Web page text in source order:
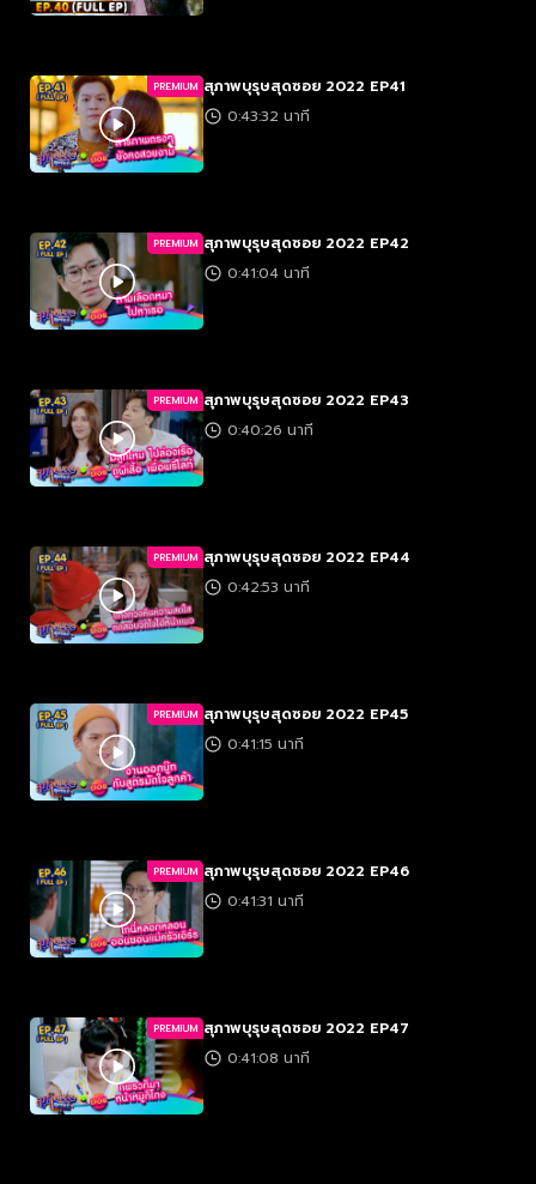
PREMIUM สุภาพบุรุษสุดซอย 2022 EP41
0:43:32 นาที
PREMIUM สุภาพบุรุษสุดซอย 2022 EP42
0:41:04 นาที
PREMIUM สุภาพบุรุษสุดซอย 2022 EP43
0:40:26 นาที
PREMIUM สุภาพบุรุษสุดซอย 2022 EP44
0:42:53 นาที
PREMIUM สุภาพบุรุษสุดซอย 2022 EP45
0:41:15 นาที
PREMIUM สุภาพบุรุษสุดซอย 2022 EP46
0:41:31 นาที
PREMIUM สุภาพบุรุษสุดซอย 2022 EP47
0:41:08 นาที